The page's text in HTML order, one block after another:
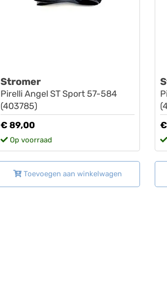
Stromer
Pirelli Angel ST Sport 57-584
(403785)
€ 89,00
Op voorraad
Toevoegen aan winkelwagen